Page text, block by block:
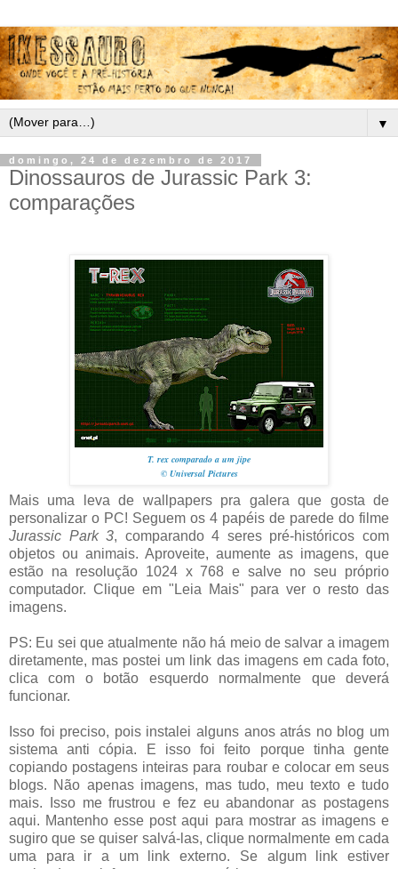
▼
domingo, 24 de dezembro de 2017
Dinossauros de Jurassic Park 3:
comparações
T. rex comparado a um jipe
© Universal Pictures
Mais uma leva de wallpapers pra galera que gosta de
personalizar o PC! Seguem os 4 papéis de parede do filme
Jurassic Park 3, comparando 4 seres pré-históricos com
objetos ou animais. Aproveite, aumente as imagens, que
estão na resolução 1024 x 768 e salve no seu próprio
computador. Clique em "Leia Mais" para ver o resto das
imagens.
PS: Eu sei que atualmente não há meio de salvar a imagem
diretamente, mas postei um link das imagens em cada foto,
clica com o botão esquerdo normalmente que deverá
funcionar.
Isso foi preciso, pois instalei alguns anos atrás no blog um
sistema anti cópia. E isso foi feito porque tinha gente
copiando postagens inteiras para roubar e colocar em seus
blogs. Não apenas imagens, mas tudo, meu texto e tudo
mais. Isso me frustrou e fez eu abandonar as postagens
aqui. Mantenho esse post aqui para mostrar as imagens e
sugiro que se quiser salvá-las, clique normalmente em cada
uma para ir a um link externo. Se algum link estiver